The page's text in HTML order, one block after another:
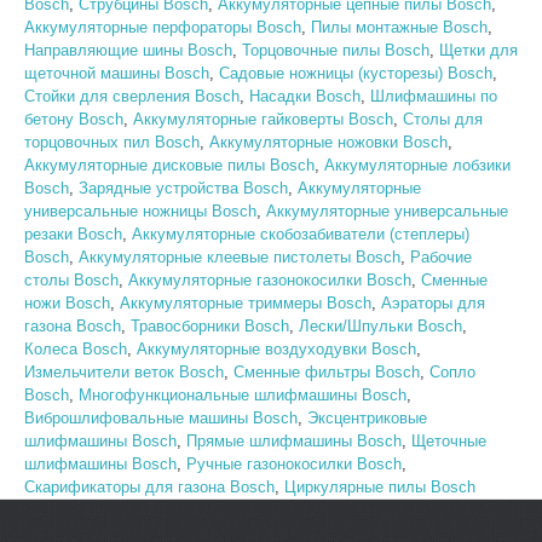
Bosch, Струбцины Bosch, Аккумуляторные цепные пилы Bosch,
Аккумуляторные перфораторы Bosch, Пилы монтажные Bosch,
Направляющие шины Bosch, Торцовочные пилы Bosch, Щетки для
щеточной машины Bosch, Садовые ножницы (кусторезы) Bosch,
Стойки для сверления Bosch, Насадки Bosch, Шлифмашины по
бетону Bosch, Аккумуляторные гайковерты Bosch, Столы для
торцовочных пил Bosch, Аккумуляторные ножовки Bosch,
Аккумуляторные дисковые пилы Bosch, Аккумуляторные лобзики
Bosch, Зарядные устройства Bosch, Аккумуляторные
универсальные ножницы Bosch, Аккумуляторные универсальные
резаки Bosch, Аккумуляторные скобозабиватели (степлеры)
Bosch, Аккумуляторные клеевые пистолеты Bosch, Рабочие
столы Bosch, Аккумуляторные газонокосилки Bosch, Сменные
ножи Bosch, Аккумуляторные триммеры Bosch, Аэраторы для
газона Bosch, Травосборники Bosch, Лески/Шпульки Bosch,
Колеса Bosch, Аккумуляторные воздуходувки Bosch,
Измельчители веток Bosch, Сменные фильтры Bosch, Сопло
Bosch, Многофункциональные шлифмашины Bosch,
Виброшлифовальные машины Bosch, Эксцентриковые
шлифмашины Bosch, Прямые шлифмашины Bosch, Щеточные
шлифмашины Bosch, Ручные газонокосилки Bosch,
Скарификаторы для газона Bosch, Циркулярные пилы Bosch